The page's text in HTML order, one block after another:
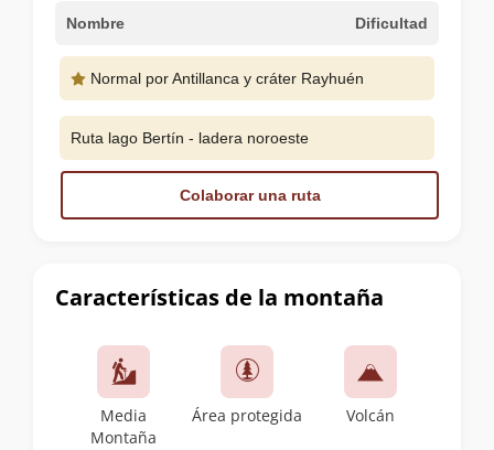
Características de la montaña
Media
Montaña
Área protegida Volcán
Nombre Dificultad
Normal por Antillanca y cráter Rayhuén
Ruta lago Bertín - ladera noroeste
Colaborar una ruta